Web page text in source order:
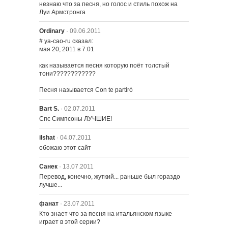
незнаю что за песня, но голос и стиль похож на
Луи Армстронга
Ordinary · 09.06.2011
# ya-cao-ru сказал:
мая 20, 2011 в 7:01
как называется песня которую поёт толстый
тони????????????
Песня называется Con te partirò
Bart S. · 02.07.2011
Спс Симпсоны ЛУЧШИЕ!
ilshat · 04.07.2011
обожаю этот сайт
Санек · 13.07.2011
Перевод, конечно, жуткий... раньше был гораздо
лучше...
фанат · 23.07.2011
Кто знает что за песня на итальянском языке
играет в этой серии?